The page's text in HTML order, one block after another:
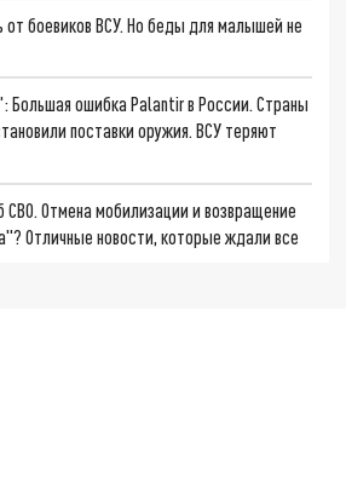
от боевиков ВСУ. Но беды для малышей не
Большая ошибка Palantir в России. Страны
поставки оружия. ВСУ теряют
СВО. Отмена мобилизации и возвращение
Отличные новости, которые ждали все